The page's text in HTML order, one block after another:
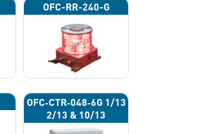
OFC-RR-240-G
OFC‐CTR‐048‐6G 1/13
2/13 & 10/13